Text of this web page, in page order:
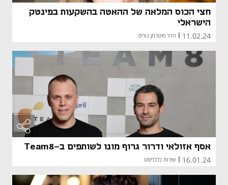
חצי הכוס המלאה של ההאטה בהשקעות בפינטק
הישראלי
11.02.24 הדר סיטרמן נוריס
אסף אזולאי ודרור גרוף מונו לשותפים ב-Team8
16.01.24 שירות כלכליסט